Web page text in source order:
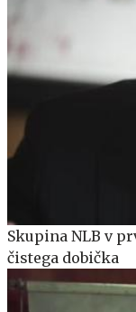
Skupina NLB v
čistega dobička